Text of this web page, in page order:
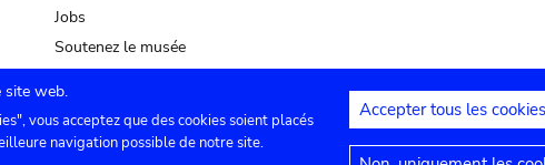
Jobs
Soutenez le musée
Contact Paramètres de confidentialité Mentions
site web.
vous acceptez que des cookies soient placés
navigation possible de notre site.
Accepter tous les cookies